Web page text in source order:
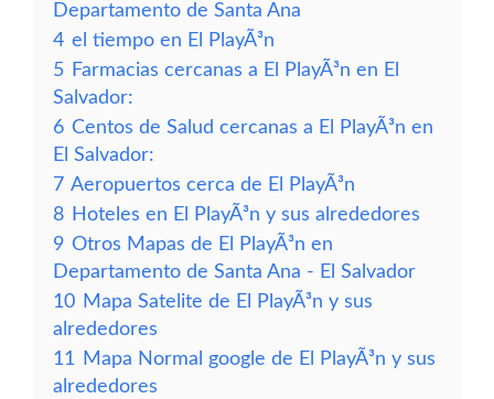
Departamento de Santa Ana
4 el tiempo en El PlayÃ³n
5 Farmacias cercanas a El PlayÃ³n en El
Salvador:
6 Centos de Salud cercanas a El PlayÃ³n en
El Salvador:
7 Aeropuertos cerca de El PlayÃ³n
8 Hoteles en El PlayÃ³n y sus alrededores
9 Otros Mapas de El PlayÃ³n en
Departamento de Santa Ana - El Salvador
10 Mapa Satelite de El PlayÃ³n y sus
alrededores
11
Mapa Normal google de El PlayÃ³n y sus
alrededores